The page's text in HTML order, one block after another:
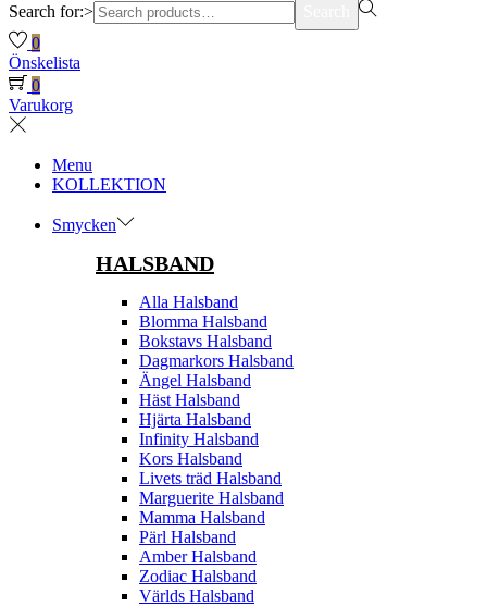
Search for:>
0
Önskelista
0
Varukorg
Menu
KOLLEKTION
Smycken
HALSBAND
Alla Halsband
Blomma Halsband
Bokstavs Halsband
Dagmarkors Halsband
Ängel Halsband
Häst Halsband
Hjärta Halsband
Infinity Halsband
Kors Halsband
Livets träd Halsband
Marguerite Halsband
Mamma Halsband
Pärl Halsband
Amber Halsband
Zodiac Halsband
Världs Halsband